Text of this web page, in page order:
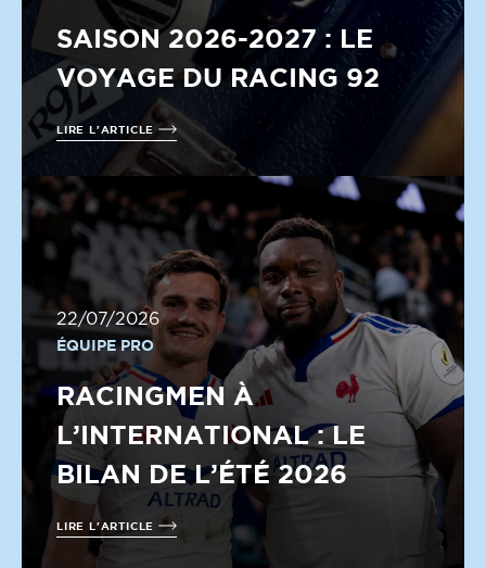
SAISON 2026-2027 : LE
VOYAGE DU RACING 92
LIRE L'ARTICLE
22/07/2026
ÉQUIPE PRO
RACINGMEN À
L’INTERNATIONAL : LE
BILAN DE L’ÉTÉ 2026
LIRE L'ARTICLE